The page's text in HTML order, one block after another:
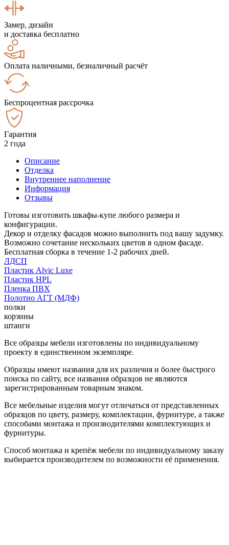
Замер, дизайн
и доставка бесплатно
Оплата наличными, безналичный расчёт
Беспроцентная рассрочка
Гарантия
2 года
Описание
Отделка
Внутреннее наполнение
Информация
Отзывы
Готовы изготовить шкафы-купе любого размера и
конфигурации.
Декор и отделку фасадов можно выполнить под вашу задумку.
Возможно сочетание нескольких цветов в одном фасаде.
Бесплатная сборка в течение 1-2 рабочих дней.
ЛДСП
Пластик Alvic Luxe
Пластик HPL
Пленка ПВХ
Полотно АГТ (МДФ)
полки
корзины
штанги
Все образцы мебели изготовлены по индивидуальному
проекту в единственном экземпляре.
Образцы имеют названия для их различия и более быстрого
поиска по сайту, все названия образцов не являются
зарегистрированным товарным знаком.
Все мебельные изделия могут отличаться от представленных
образцов по цвету, размеру, комплектации, фурнитуре, а также
способами монтажа и производителями комплектующих и
фурнитуры.
Способ монтажа и крепёж мебели по индивидуальному заказу
выбирается производителем по возможности её применения.